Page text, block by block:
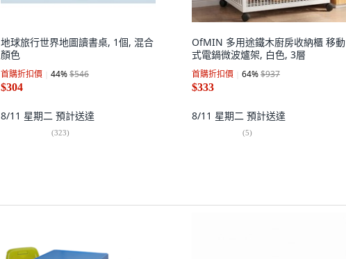
地球旅行世界地圖讀書桌, 1個, 混合
顏色
首購折扣價 44%$546
$304
8/11 星期二 預計送達
(323)
OfMIN 多用途鐵木廚房收納櫃 移動
式電鍋微波爐架, 白色, 3層
首購折扣價 64%$937
$333
8/11 星期二 預計送達
(5)